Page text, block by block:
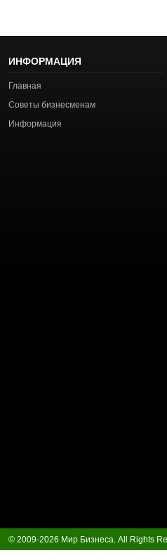
ИНФОРМАЦИЯ
Главная
Советы бизнесменам
Информация
© 2009-2026 Мир Бизнеса. All Rights